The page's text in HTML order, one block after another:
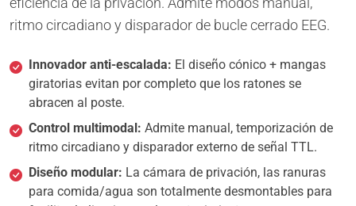
eficiencia de la privación. Admite modos manual,
ritmo circadiano y disparador de bucle cerrado EEG.
Innovador anti-escalada: El diseño cónico + mangas
giratorias evitan por completo que los ratones se
abracen al poste.
Control multimodal: Admite manual, temporización de
ritmo circadiano y disparador externo de señal TTL.
Diseño modular: La cámara de privación, las ranuras
para comida/agua son totalmente desmontables para